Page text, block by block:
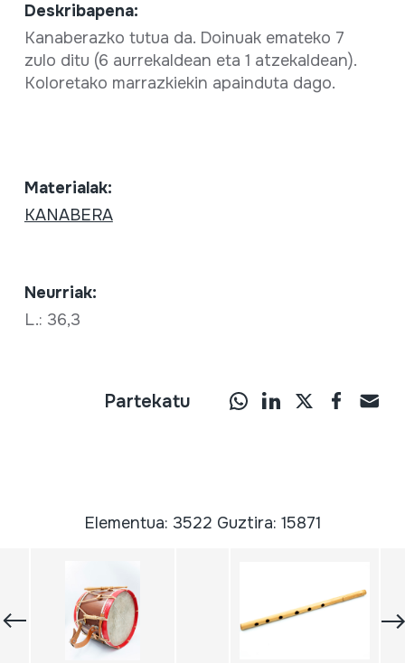
Deskribapena:
Kanaberazko tutua da. Doinuak emateko 7
zulo ditu (6 aurrekaldean eta 1 atzekaldean).
Koloretako marrazkiekin apainduta dago.
Materialak:
KANABERA
Neurriak:
L.: 36,3
Partekatu
Elementua: 3522 Guztira: 15871